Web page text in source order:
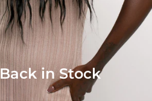
Back in Stock